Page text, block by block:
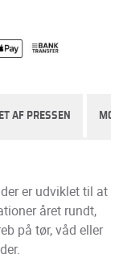
AF PRESSEN
er udviklet til at
året rundt,
på tør, våd eller